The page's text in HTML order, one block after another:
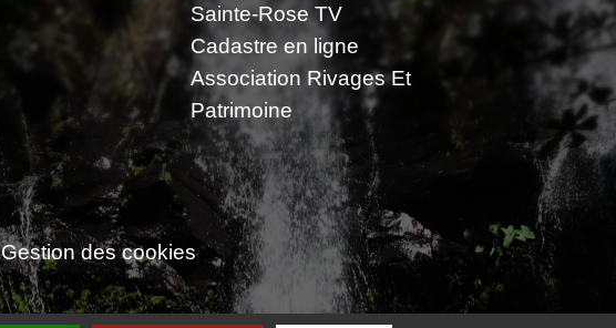
Sainte-Rose TV
Cadastre en ligne
Association Rivages Et
Patrimoine
Gestion des cookies